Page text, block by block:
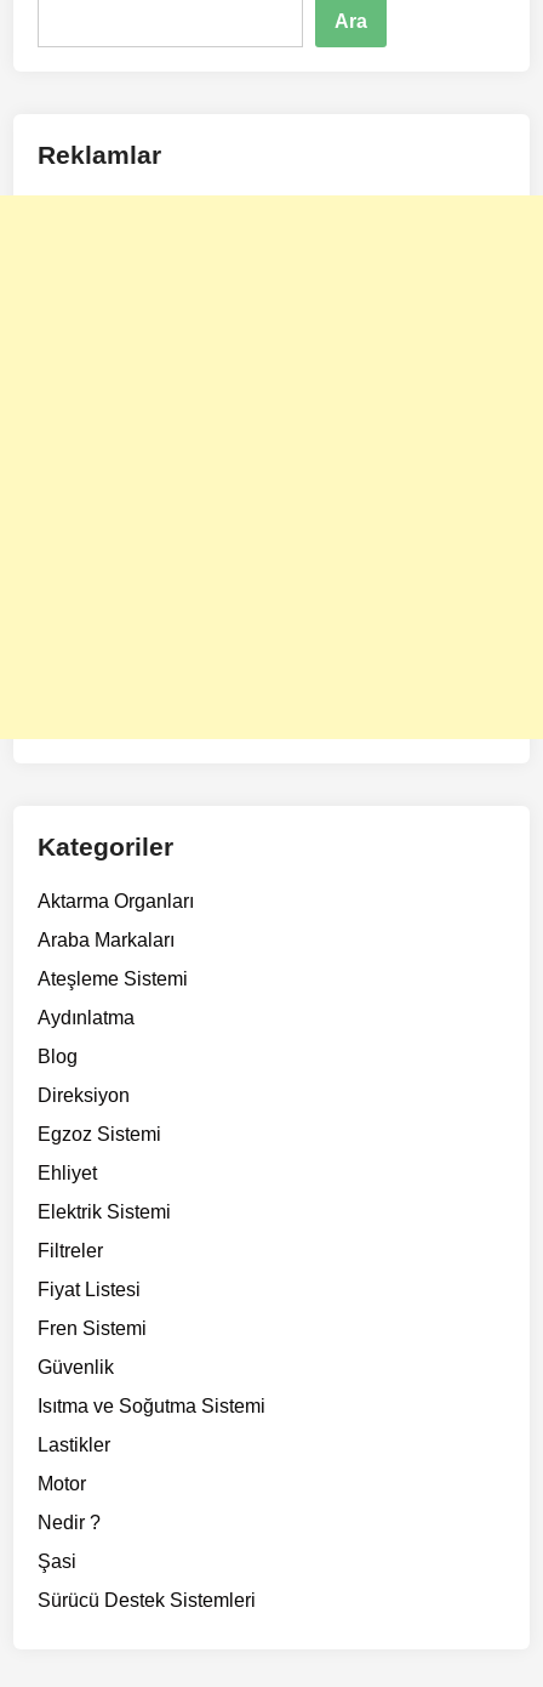
Ara
Reklamlar
Kategoriler
Aktarma Organları
Araba Markaları
Ateşleme Sistemi
Aydınlatma
Blog
Direksiyon
Egzoz Sistemi
Ehliyet
Elektrik Sistemi
Filtreler
Fiyat Listesi
Fren Sistemi
Güvenlik
Isıtma ve Soğutma Sistemi
Lastikler
Motor
Nedir ?
Şasi
Sürücü Destek Sistemleri